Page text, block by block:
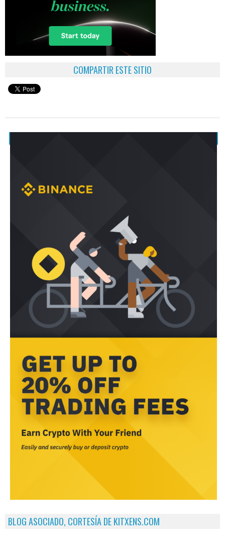
COMPARTIR ESTE SITIO
BLOG ASOCIADO, CORTESÍA DE KITXENS.COM